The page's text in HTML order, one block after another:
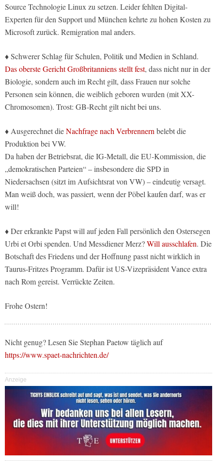
Source Technologie Linux zu setzen. Leider fehlten Digital-
Experten für den Support und München kehrte zu hohen Kosten zu
Microsoft zurück. Remigration mal anders.
♦ Schwerer Schlag für Schulen, Politik und Medien in Schland.
Das oberste Gericht Großbritanniens stellt fest, dass nicht nur in der
Biologie, sondern auch im Recht gilt, dass Frauen nur solche
Personen sein können, die weiblich geboren wurden (mit XX-
Chromosomen). Trost: GB-Recht gilt nicht bei uns.
♦ Ausgerechnet dieNachfrage nach Verbrennernbelebt die
Produktion bei VW.
Da haben der Betriebsrat, die IG-Metall, die EU-Kommission, die
„demokratischen Parteien“ – insbesondere die SPD in
Niedersachsen (sitzt im Aufsichtsrat von VW) – eindeutig versagt.
Man weiß doch, was passiert, wenn der Pöbel kaufen darf, was er
will!
♦ Der erkrankte Papst will auf jeden Fall persönlich den Ostersegen
Urbi et Orbi spenden. Und Messdiener Merz?Will ausschlafen. Die
Botschaft des Friedens und der Hoffnung passt nicht wirklich in
Taurus-Fritzes Programm. Dafür ist US-Vizepräsident Vance extra
nach Rom gereist. Verrückte Zeiten.
Frohe Ostern!
Nicht genug? Lesen Sie Stephan Paetow täglich auf
https://www.spaet-nachrichten.de/
Anzeige